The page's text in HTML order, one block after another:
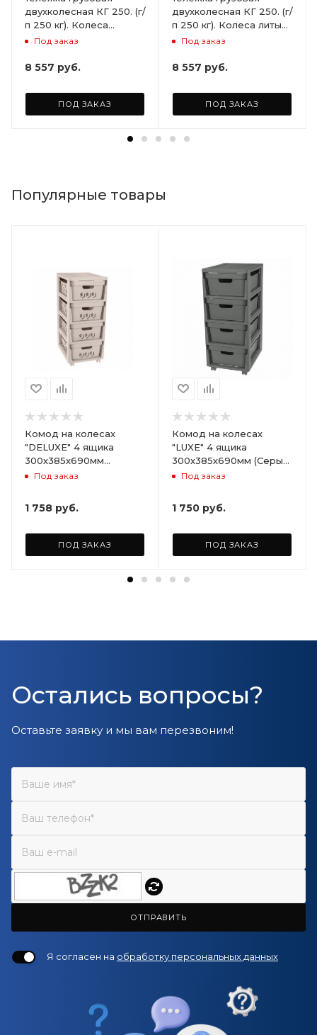
двухколесная КГ 250. (г/
п 250 кг). Колеса
пневматические Ø250
Под заказ
8 557 руб.
ПОД ЗАКАЗ
двухколесная КГ 250. (г/
п 250 кг). Колеса литые
Ø250 мм (2 шт)
Под заказ
8 557 руб.
ПОД ЗАКАЗ
Популярные товары
Комод на колесах
"DELUXE" 4 ящика
300х385х690мм
(Светло-бежевый)
Под заказ
1 758 руб.
ПОД ЗАКАЗ
Комод на колесах
"LUXE" 4 ящика
300х385х690мм (Серый)
ARD258086
Под заказ
1 750 руб.
ПОД ЗАКАЗ
Остались вопросы?
Оставьте заявку и мы вам перезвоним!
ОТПРАВИТЬ
Я согласен на обработку персональных данных